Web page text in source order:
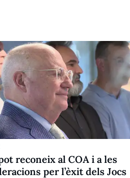
reconeix al COA i a les
per l’èxit dels Jocs